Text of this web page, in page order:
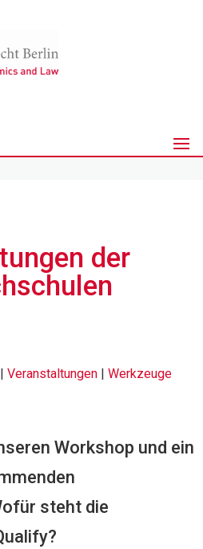
der
| Veranstaltungen | Werkzeuge
Workshop und ein
steht die